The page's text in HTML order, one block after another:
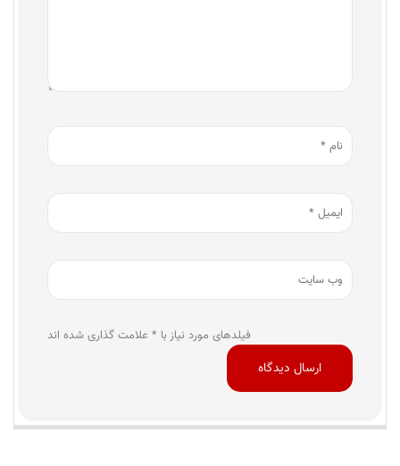
فیلدهای مورد نیاز با * علامت گذاری شده اند